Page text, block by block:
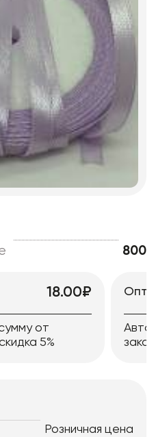
800
18.00₽
от
5%
Розничная цена